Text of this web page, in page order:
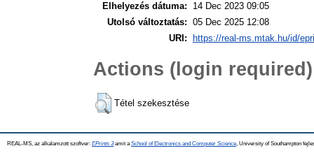
Elhelyezés dátuma:
14 Dec 2023 09:05
Utolsó változtatás: 05 Dec 2025 12:08
URI:
https://real-ms.mtak.hu/id/
Actions (login required)
Tétel szekesztése
REAL-MS, az alkalamzott szoftver: EPrints 3amit a School of Electronics and Computer Science , University of Southampton